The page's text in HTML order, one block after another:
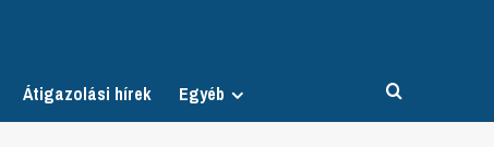
Átigazolási hírek Egyéb